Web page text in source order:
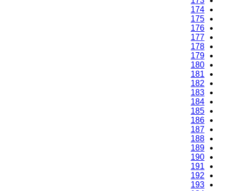
174
175
176
177
178
179
180
181
182
183
184
185
186
187
188
189
190
191
192
193